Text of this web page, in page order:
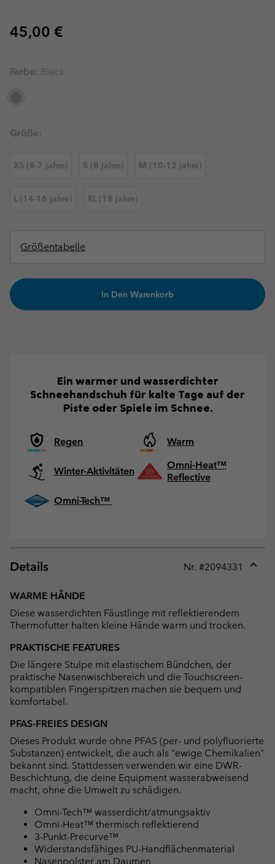
Regular price:
45,00 €
Farbe: Black
Größe:
XS (6-7 jahre) S (8 jahre) M (10-12 jahre)
L (14-16 jahre) XL (18 jahre)
Größentabelle
In Den Warenkorb
Ein warmer und wasserdichter
Schneehandschuh für kalte Tage auf der
Piste oder Spiele im Schnee.
Regen Warm
Winter-Aktivitäten
Omni-Heat™
Reflective
Omni-Tech™
Details Nr. #2094331
WARME HÄNDE
Diese wasserdichten Fäustlinge mit reflektierendem
Thermofutter halten kleine Hände warm und trocken.
PRAKTISCHE FEATURES
Die längere Stulpe mit elastischem Bündchen, der
praktische Nasenwischbereich und die Touchscreen-
kompatiblen Fingerspitzen machen sie bequem und
komfortabel.
PFAS-FREIES DESIGN
Dieses Produkt wurde ohne PFAS (per- und polyfluorierte
Substanzen) entwickelt, die auch als "ewige Chemikalien"
bekannt sind. Stattdessen verwenden wir eine DWR-
Beschichtung, die deine Equipment wasserabweisend
macht, ohne die Umwelt zu schädigen.
Omni-Tech™ wasserdicht/atmungsaktiv
Omni-Heat™ thermisch reflektierend
3-Punkt-Precurve™
Widerstandsfähiges PU-Handflächenmaterial
Nasenpolster am Daumen